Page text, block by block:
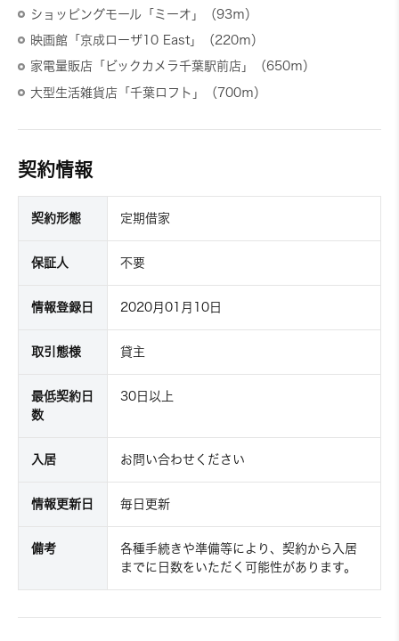
ショッピングモール「ミーオ」（93ｍ）
映画館「京成ローザ10 East」（220ｍ）
家電量販店「ビックカメラ千葉駅前店」（650ｍ）
大型生活雑貨店「千葉ロフト」（700ｍ）
契約情報
契約形態 定期借家
保証人 不要
情報登録日 2020月01月10日
取引態様 貸主
最低契約日
数
30日以上
入居 お問い合わせください
情報更新日 毎日更新
備考
各種手続きや準備等により、契約から入居
までに日数をいただく可能性があります。